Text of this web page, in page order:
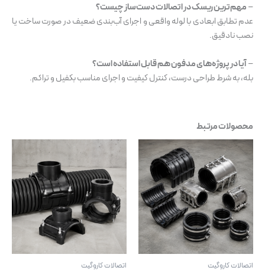
–مهم‌ترین ریسک در اتصالات دست‌ساز چیست؟
عدم تطابق ابعادی با لوله واقعی و اجرای آب‌بندی ضعیف در صورت ساخت یا
نصب نادقیق.
–آیا در پروژه‌های مدفون هم قابل استفاده است؟
بله، به شرط طراحی درست، کنترل کیفیت و اجرای مناسب بکفیل و تراکم.
محصولات مرتبط
اتصالات کاروگیت اتصالات کاروگیت